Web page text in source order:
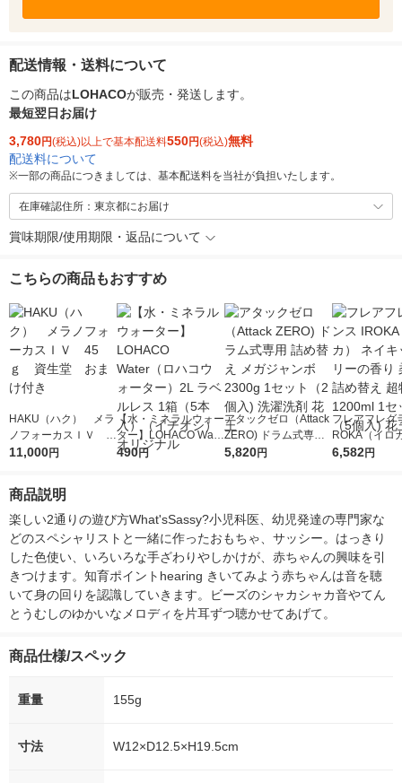
配送情報・送料について
この商品はLOHACOが販売・発送します。
最短翌日お届け
3,780円(税込)以上で基本配送料550円(税込)無料
配送料について
※一部の商品につきましては、基本配送料を当社が負担いたします。
在庫確認住所：東京都にお届け
賞味期限/使用期限・返品について
こちらの商品もおすすめ
HAKU（ハク） メラ
ノフォーカスＩＶ 4
5ｇ 資生堂 おまけ
11,000円
【水・ミネラルウォー
ター】LOHACO Wate
r（ロハコウォータ
490円
アタックゼロ（Attack
ZERO) ドラム式専用
詰め替え メガジャン
5,820円
フレアフレグ
ROKA（イロ
イキッドリリ
6,582円
商品説明
楽しい2通りの遊び方What'sSassy?小児科医、幼児発達の専門家な
どのスペシャリストと一緒に作ったおもちゃ、サッシー。はっきり
した色使い、いろいろな手ざわりやしかけが、赤ちゃんの興味を引
きつけます。知育ポイントhearing きいてみよう赤ちゃんは音を聴
いて身の回りを認識していきます。ビーズのシャカシャカ音やてん
とうむしのゆかいなメロディを片耳ずつ聴かせてあげて。
商品仕様/スペック
重量 155g
寸法 W12×D12.5×H19.5cm